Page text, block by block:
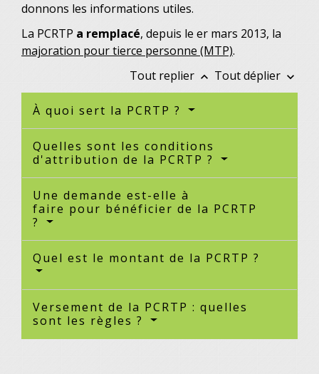
donnons les informations utiles.
La PCRTP a remplacé, depuis le er mars 2013, la
majoration pour tierce personne (MTP).
Tout replier keyboard_arrow_up Tout déplier keyboard_arrow_down
À quoi sert la PCRTP ?
Quelles sont les conditions
d'attribution de la PCRTP ?
Une demande est-elle à
faire pour bénéficier de la PCRTP
?
Quel est le montant de la PCRTP ?
Versement de la PCRTP : quelles
sont les règles ?